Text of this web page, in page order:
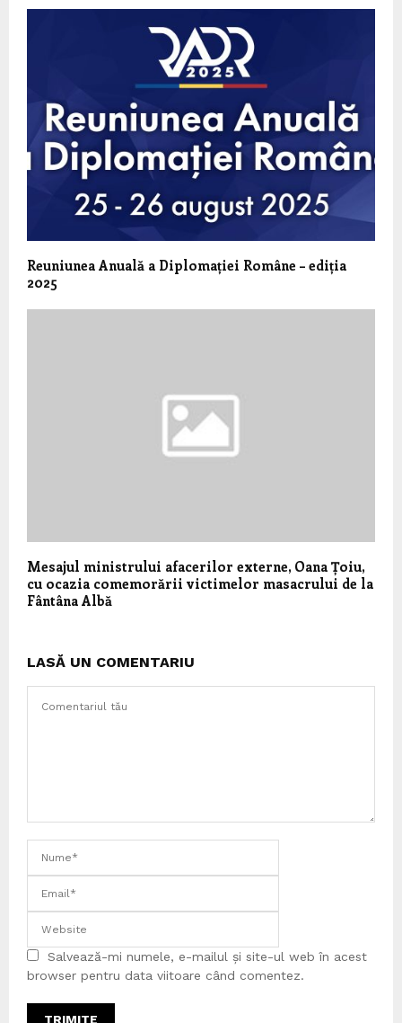
Reuniunea Anuală a Diplomației Române – ediția
2025
Mesajul ministrului afacerilor externe, Oana Țoiu,
cu ocazia comemorării victimelor masacrului de la
Fântâna Albă
LASĂ UN COMENTARIU
Salvează-mi numele, e-mailul și site-ul web în acest
browser pentru data viitoare când comentez.